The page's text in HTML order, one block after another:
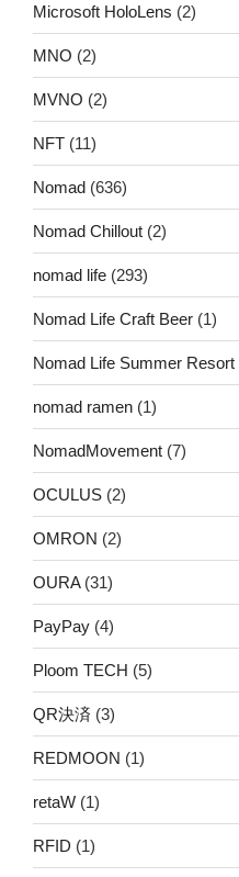
Microsoft HoloLens (2)
MNO (2)
MVNO (2)
NFT (11)
Nomad (636)
Nomad Chillout (2)
nomad life (293)
Nomad Life Craft Beer (1)
Nomad Life Summer Resort
nomad ramen (1)
NomadMovement (7)
OCULUS (2)
OMRON (2)
OURA(31)
PayPay (4)
Ploom TECH (5)
QR決済 (3)
REDMOON (1)
retaW (1)
RFID (1)